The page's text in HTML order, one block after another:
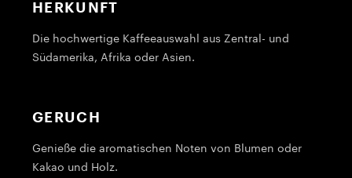
HERKUNFT
Die hochwertige Kaffeeauswahl aus Zentral- und
Südamerika, Afrika oder Asien.
GERUCH
Genieße die aromatischen Noten von Blumen oder
Kakao und Holz.